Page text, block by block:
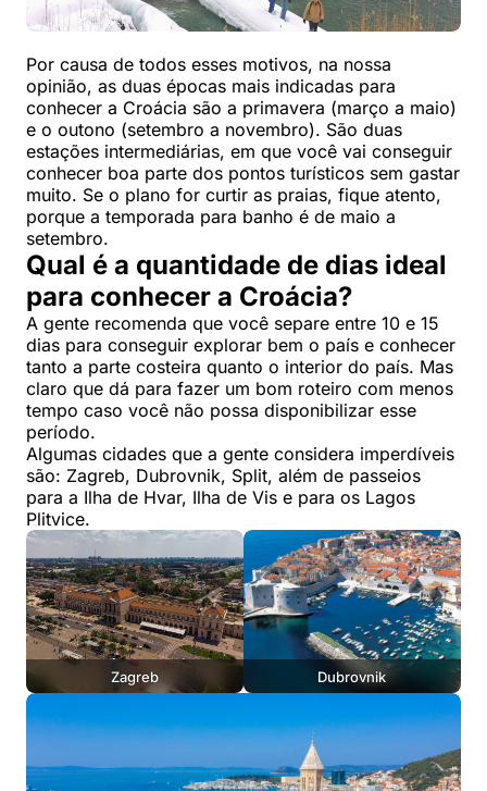
Por causa de todos esses motivos, na nossa
opinião, as duas épocas mais indicadas para
conhecer a Croácia são a primavera (março a maio)
e o outono (setembro a novembro). São duas
estações intermediárias, em que você vai conseguir
conhecer boa parte dos pontos turísticos sem gastar
muito. Se o plano for curtir as praias, fique atento,
porque a temporada para banho é de maio a
setembro.
Qual é a quantidade de dias ideal
para conhecer a Croácia?
A gente recomenda que você separe entre 10 e 15
dias para conseguir explorar bem o país e conhecer
tanto a parte costeira quanto o interior do país. Mas
claro que dá para fazer um bom roteiro com menos
tempo caso você não possa disponibilizar esse
período.
Algumas cidades que a gente considera imperdíveis
são: Zagreb, Dubrovnik, Split, além de passeios
para a Ilha de Hvar, Ilha de Vis e para os Lagos
Plitvice.
Zagreb Dubrovnik